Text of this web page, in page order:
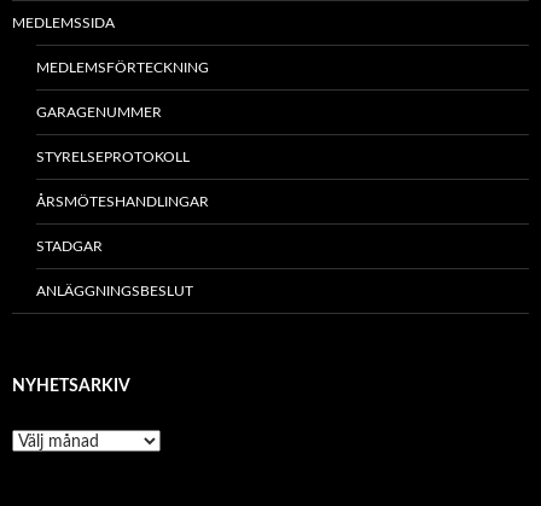
MEDLEMSSIDA
MEDLEMSFÖRTECKNING
GARAGENUMMER
STYRELSEPROTOKOLL
ÅRSMÖTESHANDLINGAR
STADGAR
ANLÄGGNINGSBESLUT
NYHETSARKIV
N